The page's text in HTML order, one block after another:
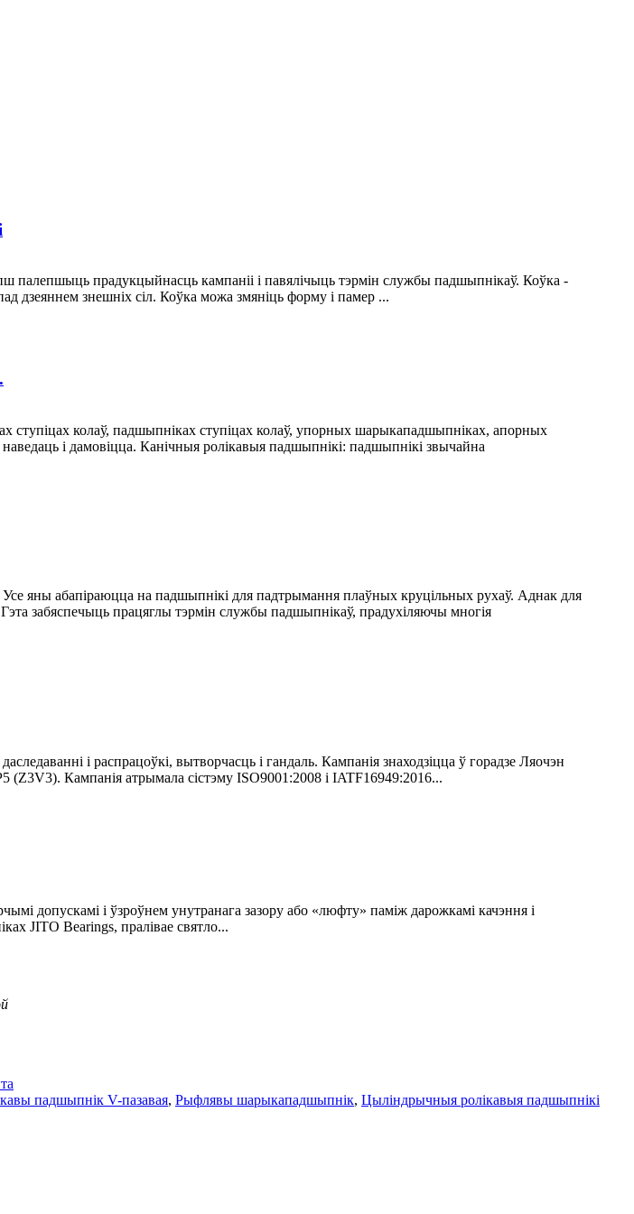
прадукцыйнасць кампаніі і павялічыць тэрмін службы падшыпнікаў. Коўка -
дзеяннем знешніх сіл. Коўка можа змяніць форму і памер ...
колаў, падшыпніках ступіцах колаў, упорных шарыкападшыпніках, апорных
і дамовіцца. Канічныя ролікавыя падшыпнікі: падшыпнікі звычайна
яны абапіраюцца на падшыпнікі для падтрымання плаўных круцільных рухаў. Аднак для
Гэта забяспечыць працяглы тэрмін службы падшыпнікаў, прадухіляючы многія
і распрацоўкі, вытворчасць і гандаль. Кампанія знаходзіцца ў горадзе Ляочэн
Кампанія атрымала сістэму ISO9001:2008 і IATF16949:2016...
допускамі і ўзроўнем унутранага зазору або «люфту» паміж дарожкамі качэння і
JITO Bearings, пралівае святло...
падшыпнік V-пазавая, Рыфлявы шарыкападшыпнік, Цыліндрычныя ролікавыя падшыпнікі